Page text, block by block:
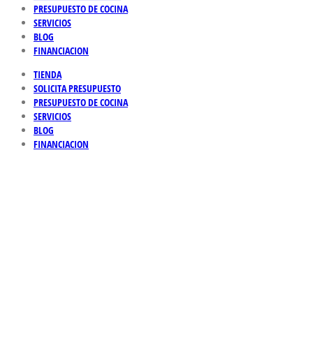
PRESUPUESTO DE COCINA
SERVICIOS
BLOG
FINANCIACION
TIENDA
SOLICITA PRESUPUESTO
PRESUPUESTO DE COCINA
SERVICIOS
BLOG
FINANCIACION